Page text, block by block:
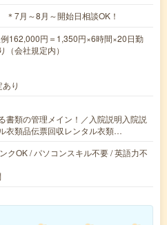
7月～8月～開始日相談OK！
162,000円＝1,350円×6時間×20日勤
会社規定内）
り
書類の管理メイン！／入院説明入院説
衣類品伝票回収レンタル衣類…
クOK / パソコンスキル不要 / 英語力不